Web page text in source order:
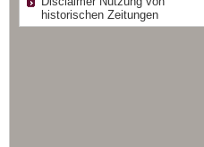
historischen Zeitungen